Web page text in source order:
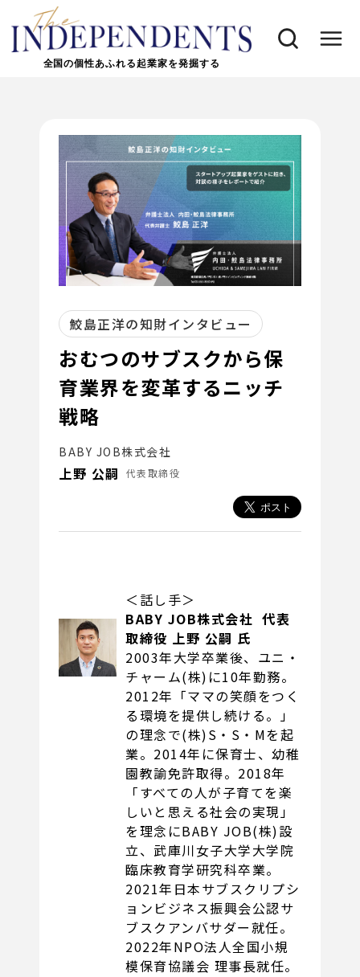
全国の個性あふれる起業家を発掘する
鮫島正洋の知財インタビュー
おむつのサブスクから保
育業界を変革するニッチ
戦略
BABY JOB株式会社
上野 公嗣 代表取締役
＜話し手＞
BABY JOB株式会社 代表
取締役 上野 公嗣 氏
2003年大学卒業後、ユニ・
チャーム(株)に10年勤務。
2012年「ママの笑顔をつく
る環境を提供し続ける。」
の理念で(株)S・S・Mを起
業。2014年に保育士、幼稚
園教諭免許取得。2018年
「すべての人が子育てを楽
しいと思える社会の実現」
を理念にBABY JOB(株)設
立、武庫川女子大学大学院
臨床教育学研究科卒業。
2021年日本サブスクリプシ
ョンビジネス振興会公認サ
ブスクアンバサダー就任。
2022年NPO法人全国小規
模保育協議会 理事長就任。